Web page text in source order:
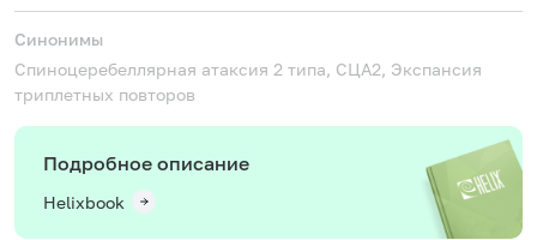
Синонимы
Спиноцеребеллярная атаксия 2 типа, СЦА2, Экспансия
триплетных повторов
Подробное описание
Helixbook